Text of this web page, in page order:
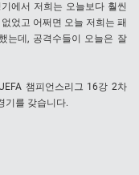
에서 저희는 오늘보다 훨씬
었고 어쩌면 오늘 저희는 패
는데, 공격수들이 오늘은 잘
챔피언스리그 16강 2차
기를 갖습니다.